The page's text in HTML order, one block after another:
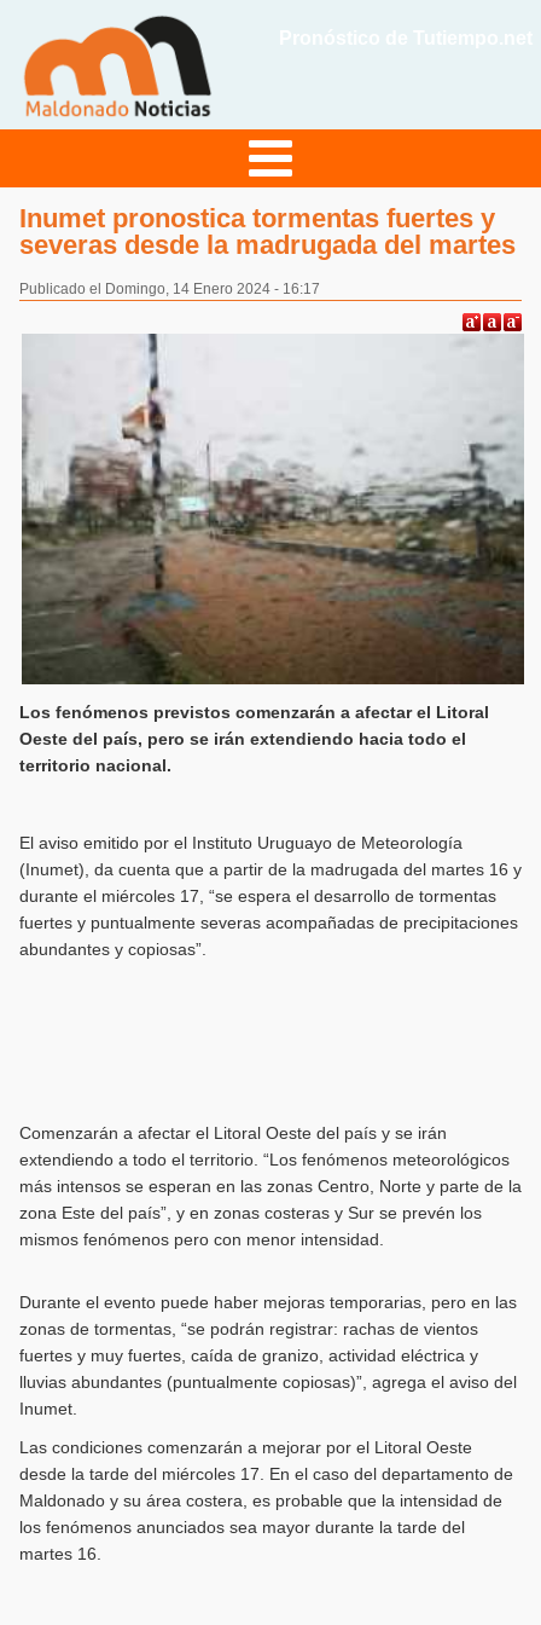
Inumet pronostica tormentas fuertes y
severas desde la madrugada del martes
Publicado el Domingo, 14 Enero 2024 - 16:17
Los fenómenos previstos comenzarán a afectar el Litoral
Oeste del país, pero se irán extendiendo hacia todo el
territorio nacional.
El aviso emitido por el Instituto Uruguayo de Meteorología
(Inumet), da cuenta que a partir de la madrugada del martes 16 y
durante el miércoles 17, “se espera el desarrollo de tormentas
fuertes y puntualmente severas acompañadas de precipitaciones
abundantes y copiosas”.
Comenzarán a afectar el Litoral Oeste del país y se irán
extendiendo a todo el territorio. “Los fenómenos meteorológicos
más intensos se esperan en las zonas Centro, Norte y parte de la
zona Este del país”, y en zonas costeras y Sur se prevén los
mismos fenómenos pero con menor intensidad.
Durante el evento puede haber mejoras temporarias, pero en las
zonas de tormentas, “se podrán registrar: rachas de vientos
fuertes y muy fuertes, caída de granizo, actividad eléctrica y
lluvias abundantes (puntualmente copiosas)”, agrega el aviso del
Inumet.
Las condiciones comenzarán a mejorar por el Litoral Oeste
desde la tarde del miércoles 17. En el caso del departamento de
Maldonado y su área costera, es probable que la intensidad de
los fenómenos anunciados sea mayor durante la tarde del
martes 16.